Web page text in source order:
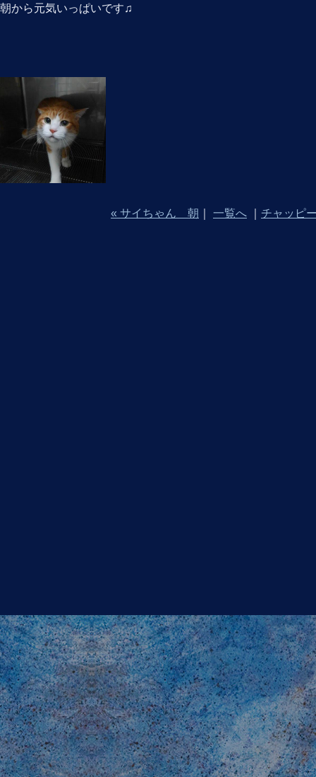
朝から元気いっぱいです♫
« サイちゃん 朝 一覧へ チャッピ